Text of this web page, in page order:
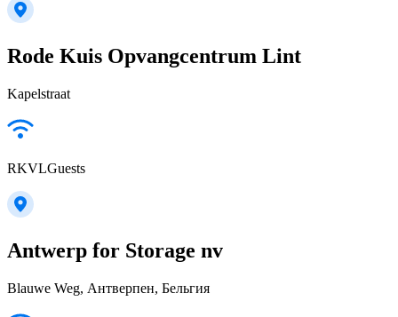
Rode Kuis Opvangcentrum Lint
Kapelstraat
RKVLGuests
Antwerp for Storage nv
Blauwe Weg, Антверпен, Бельгия